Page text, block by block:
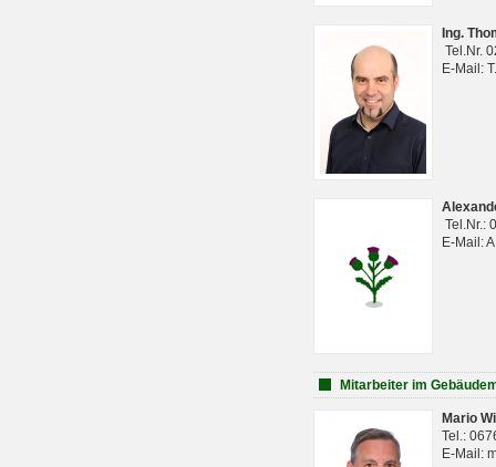
Ing.
Tel.Nr.
E-Mail:
Tel.Nr.:
E-Mail:
Mitarbeiter im
Mario
Tel.:
E-Mail: